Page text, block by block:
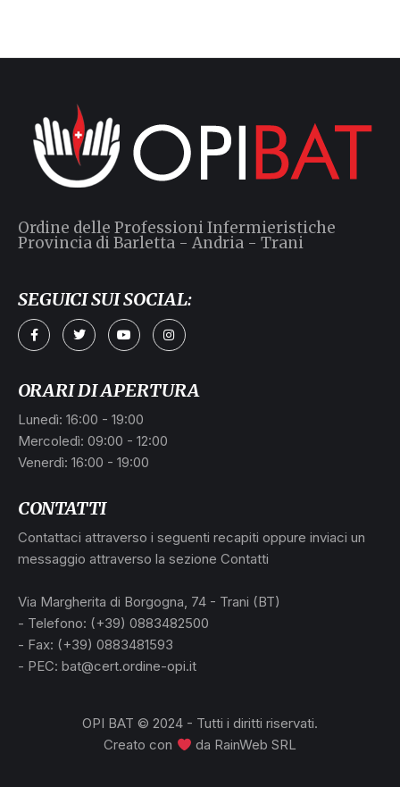
CONTATTI
Contattaci attraverso i seguenti recapiti oppure inviaci un
messaggio attraverso la sezione Contatti
Via Margherita di Borgogna, 74 - Trani (BT)
- Telefono: (+39) 0883482500
- Fax: (+39) 0883481593
- PEC: bat@cert.ordine-opi.it
ORARI DI APERTURA
Lunedì: 16:00 - 19:00
Mercoledì: 09:00 - 12:00
Venerdì: 16:00 - 19:00
Ordine delle Professioni Infermieristiche
Provincia di Barletta - Andria - Trani
SEGUICI SUI SOCIAL:
OPI BAT © 2024 - Tutti i diritti riservati.
Creato con
da RainWeb SRL